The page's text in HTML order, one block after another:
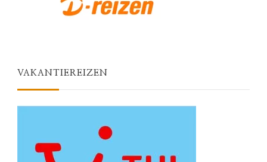
VAKANTIEREIZEN